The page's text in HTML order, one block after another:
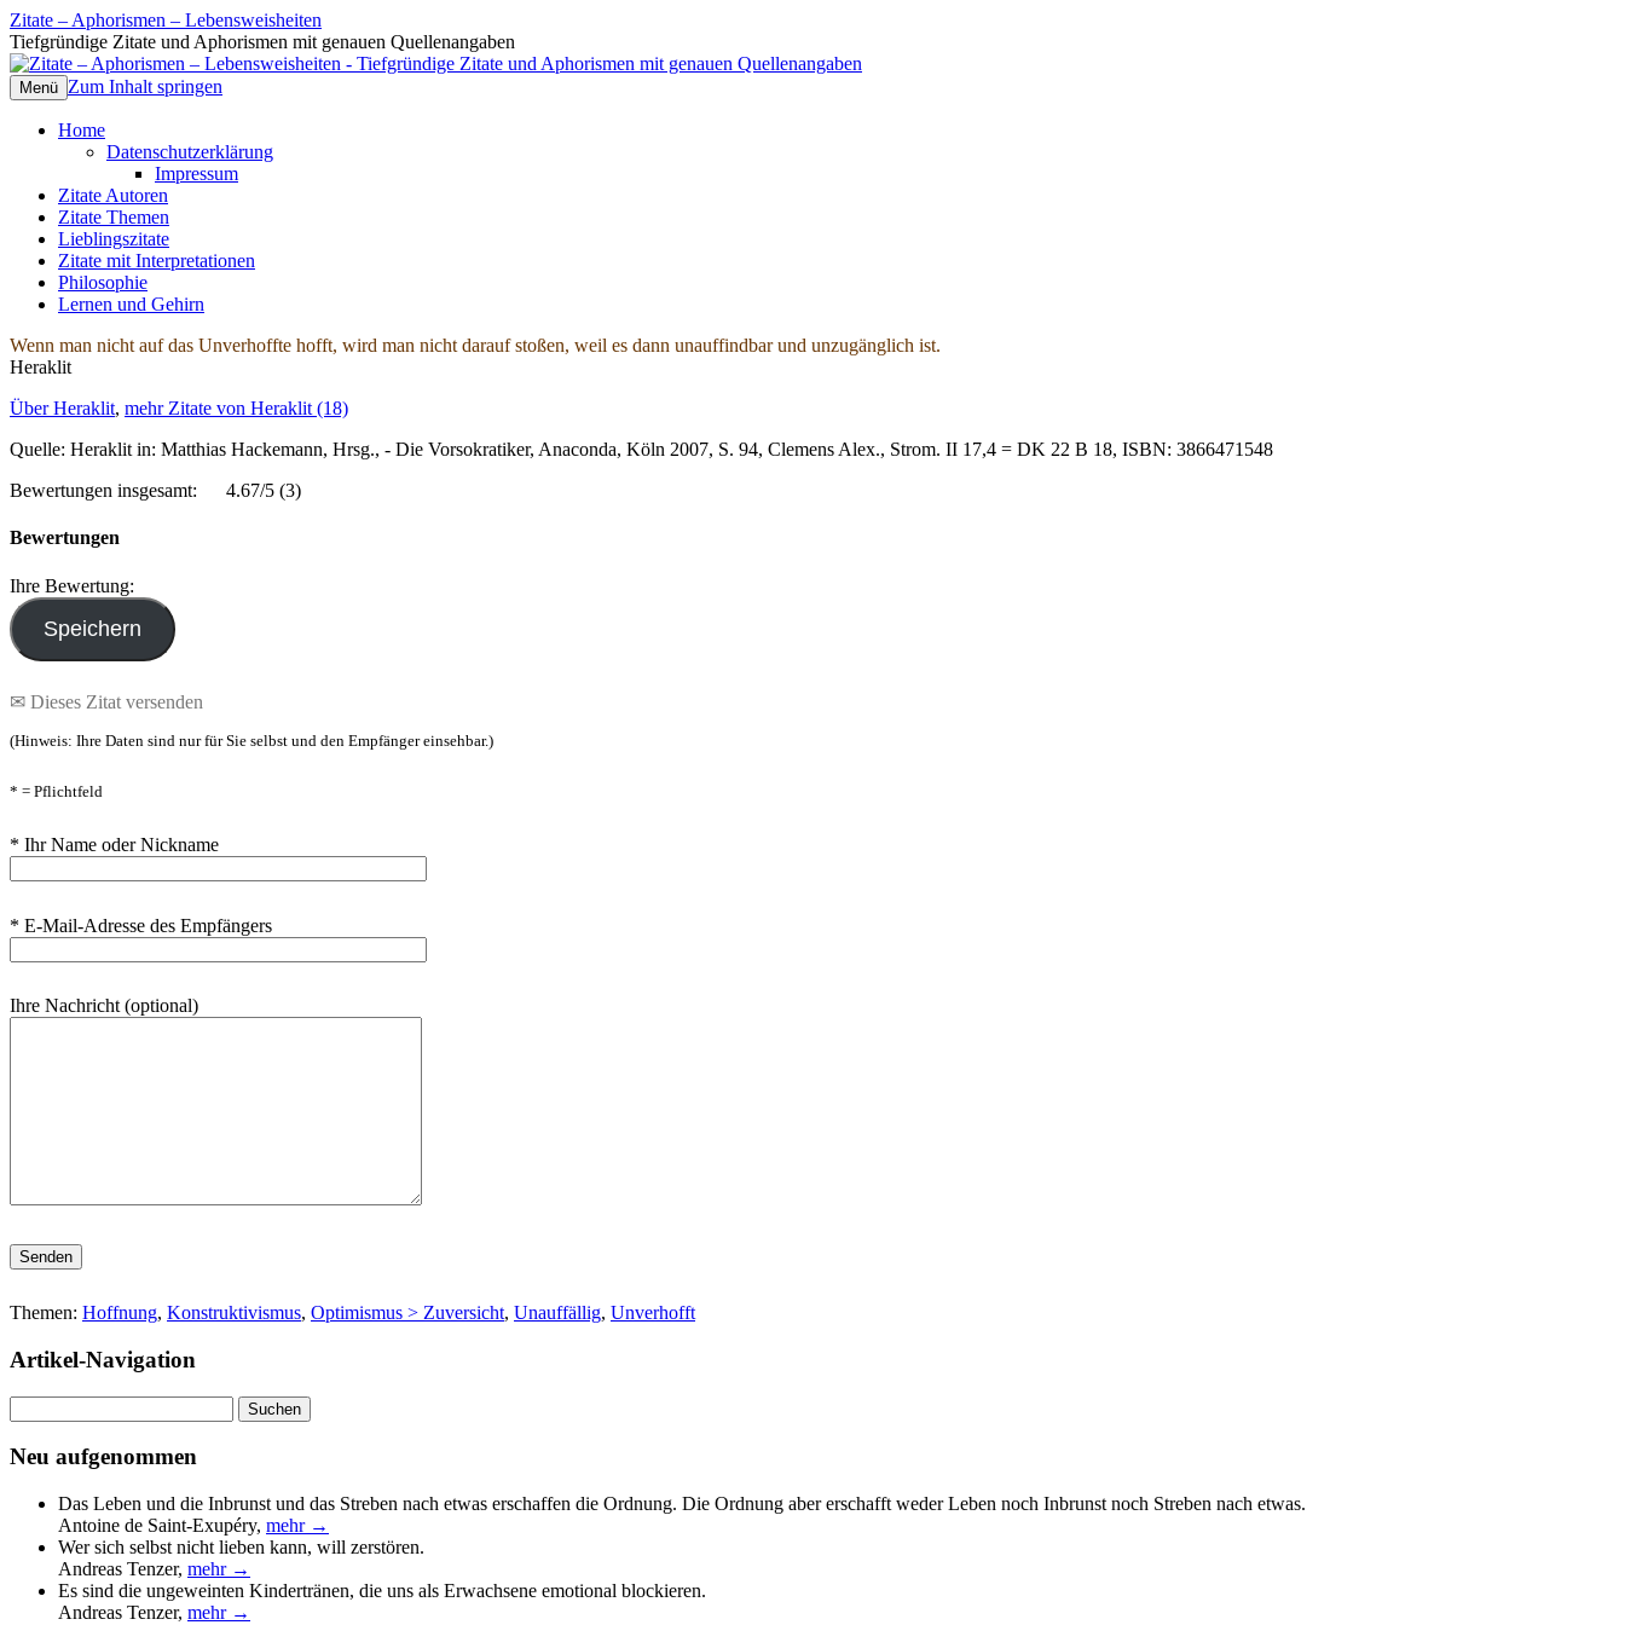
Zitate – Aphorismen – Lebensweisheiten
Tiefgründige Zitate und Aphorismen mit genauen Quellenangaben
Menü Zum Inhalt springen
Home
Datenschutzerklärung
Impressum
Zitate Autoren
Zitate Themen
Lieblingszitate
Zitate mit Interpretationen
Philosophie
Lernen und Gehirn
Wenn man nicht auf das Unverhoffte hofft, wird man nicht darauf stoßen, weil es dann unauffindbar und unzugänglich ist.
Heraklit
Über Heraklit, mehr Zitate von Heraklit (18)
Quelle: Heraklit in: Matthias Hackemann, Hrsg., - Die Vorsokratiker, Anaconda, Köln 2007, S. 94, Clemens Alex., Strom. II 17,4 = DK 22 B 18, ISBN: 3866471548
Bewertungen insgesamt:
4.67/5 (3)
Bewertungen
Ihre Bewertung:
✉ Dieses Zitat versenden
(Hinweis: Ihre Daten sind nur für Sie selbst und den Empfänger einsehbar.)
* = Pflichtfeld
* Ihr Name oder Nickname
* E-Mail-Adresse des Empfängers
Ihre Nachricht (optional)
Bitte lasse dieses Feld leer.
Themen: Hoffnung, Konstruktivismus, Optimismus > Zuversicht, Unauffällig, Unverhofft
Artikel-Navigation
nach:
Neu aufgenommen
Das Leben und die Inbrunst und das Streben nach etwas erschaffen die Ordnung. Die Ordnung aber erschafft weder Leben noch Inbrunst noch Streben nach etwas.
Antoine de Saint-Exupéry, mehr →
Wer sich selbst nicht lieben kann, will zerstören.
Andreas Tenzer, mehr →
Es sind die ungeweinten Kindertränen, die uns als Erwachsene emotional blockieren.
Andreas Tenzer, mehr →